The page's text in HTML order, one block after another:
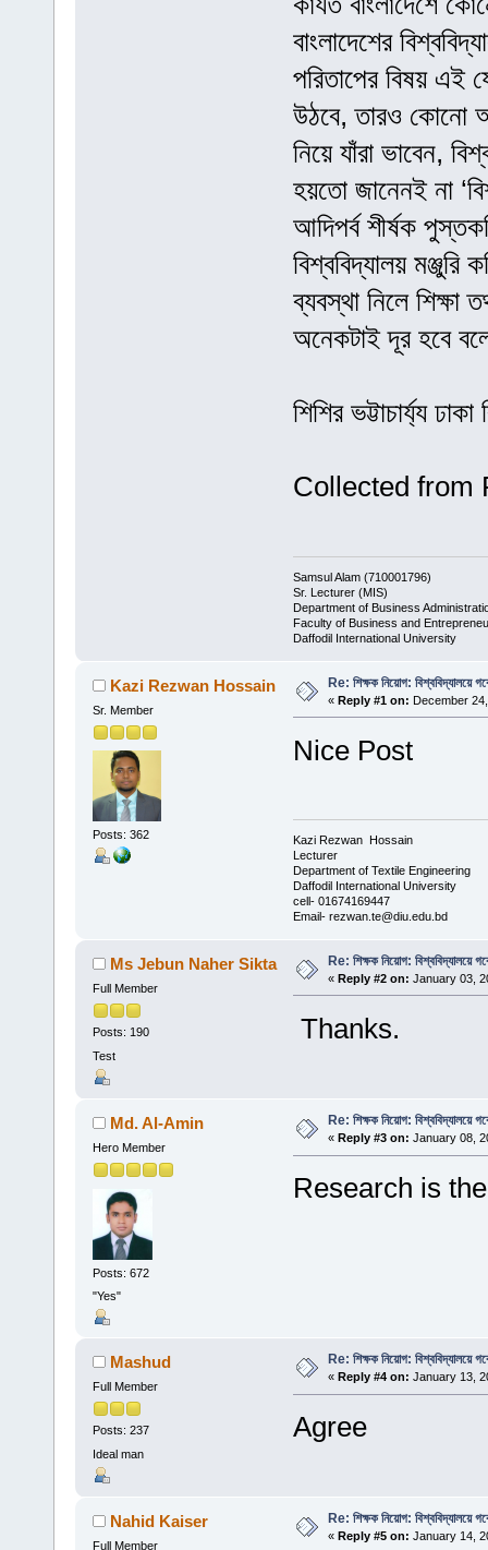
বাংলাদেশের
পরিতাপের বিষয় এই
উঠবে, তারও কোনো
নিয়ে যাঁরা ভাবেন,
হয়তো জানেনই না
আদিপর্ব শীর্ষক
বিশ্ববিদ্যালয়
ব্যবস্থা নিলে শিক্ষা
অনেকটাই দূর হবে
শিশির ভট্টাচার্য্য
Collected from
Samsul Alam (710001796)
Sr. Lecturer (MIS)
Department of Business
Faculty of Business and
Daffodil International University
Kazi Rezwan Hossain
Sr. Member
Posts: 362
Re: শিক্ষক নিয়োগ: বিশ্ববিদ্যালয়ে
« Reply #1 on: December
Nice Post
Kazi Rezwan Hossain
Lecturer
Department of Textile Engineering
Daffodil International University
cell- 01674169447
Email- rezwan.te@diu.edu.bd
Ms Jebun Naher Sikta
Full Member
Posts: 190
Test
Re: শিক্ষক নিয়োগ: বিশ্ববিদ্যালয়ে
« Reply #2 on: January 03,
Thanks.
Md. Al-Amin
Hero Member
Posts: 672
"Yes"
Re: শিক্ষক নিয়োগ: বিশ্ববিদ্যালয়ে
« Reply #3 on: January 08,
Research is
Mashud
Full Member
Posts: 237
Ideal man
Re: শিক্ষক নিয়োগ: বিশ্ববিদ্যালয়ে
« Reply #4 on: January 13,
Agree
Nahid Kaiser
Full Member
Re: শিক্ষক নিয়োগ: বিশ্ববিদ্যালয়ে
« Reply #5 on: January 14,